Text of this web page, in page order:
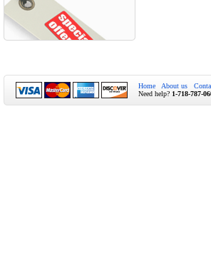
Home About us
Need help? 1-718-787-